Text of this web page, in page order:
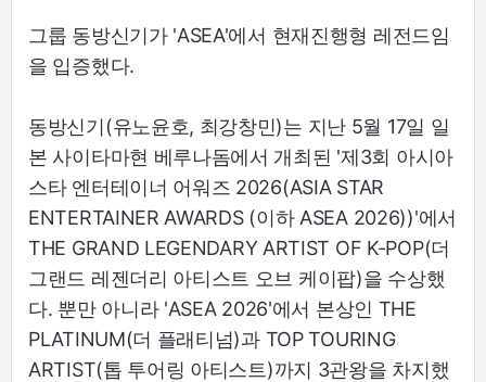
그룹 동방신기가 'ASEA'에서 현재진행형 레전드임
을 입증했다.
동방신기(유노윤호, 최강창민)는 지난 5월 17일 일
본 사이타마현 베루나돔에서 개최된 '제3회 아시아
스타 엔터테이너 어워즈 2026(ASIA STAR
ENTERTAINER AWARDS (이하 ASEA 2026))'에서
THE GRAND LEGENDARY ARTIST OF K-POP(더
그랜드 레젠더리 아티스트 오브 케이팝)을 수상했
다. 뿐만 아니라 'ASEA 2026'에서 본상인 THE
PLATINUM(더 플래티넘)과 TOP TOURING
ARTIST(톱 투어링 아티스트)까지 3관왕을 차지했